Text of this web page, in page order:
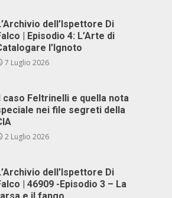
dell’Ispettore Di
| Episodio 4: L’Arte di
l’Ignoto
7 Luglio 2026
caso Feltrinelli e quella nota
nei file segreti della
2 Luglio 2026
dell’Ispettore Di
| 46909 -Episodio 3 – La